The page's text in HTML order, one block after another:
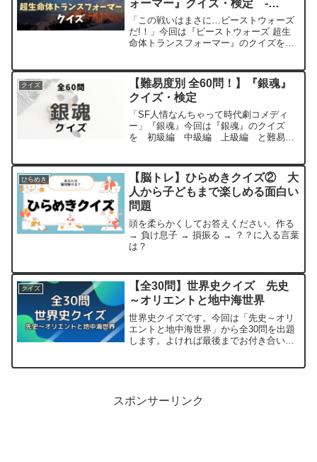
ォーマー』クイズ・検定 -
BEAST WARS:
TRANSFORMERS-
「この戦いはまさに…ビーストウォーズ
だ!！」今回は『ビーストウォーズ 超生
命体トランスフォーマー』のクイズを
までお付き合いください。※ネタバレあ
り。ご注意ください。...
クイズ
【難易度別 全60問！】『銀魂』
クイズ・検定
「SF人情なんちゃって時代劇コメディ
ー」『銀魂』今回は『銀魂』のクイズ
を 初級編 中級編 上級編 と難易度
レあり。ご注意ください。初級編問題
1【問題】元攘夷志士である...
ひらめき
【脳トレ】ひらめきクイズ② 大
人から子どもまで楽しめる面白い
問題
頭を柔らかくしてお答えください。作る
→ 負け息子 → 損振る → ？？に入る言葉
は？
クイズ
【全30問】世界史クイズ 先史
～オリエントと地中海世界
世界史クイズです。今回は「先史～オリ
エントと地中海世界」から全30問を出題
します。よければ最後までお付き合いく
スポンサーリンク